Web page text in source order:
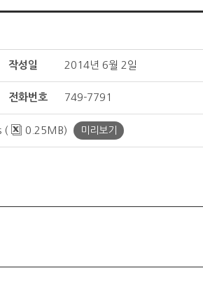
작성일 2014년 6월 2일
전화번호 749-7791
( 0.25MB) 미리보기